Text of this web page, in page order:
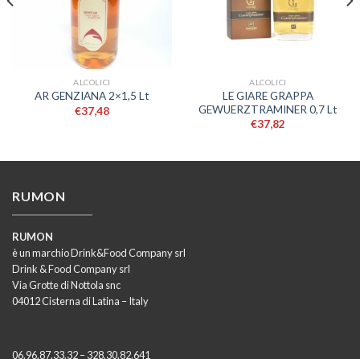
ALCOLICI
AR GENZIANA 2×1,5 Lt
€37,48
ALCOLICI
LE GIARE GRAPPA
GEWUERZTRAMINER 0,7 Lt
€37,82
RUMON
RUMON
è un marchio Drink&Food Company srl
Drink & Food Company srl
Via Grotte di Nottola snc
04012 Cisterna di Latina – Italy
06.96.87.33.32 – 328.30.82.641